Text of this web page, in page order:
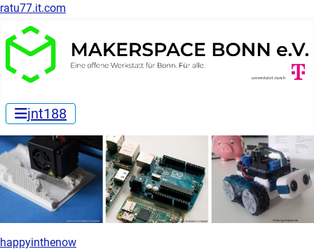
ratu77.it.com
jnt188
happyinthenow